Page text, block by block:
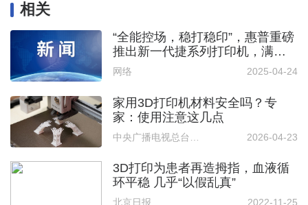
相关
“全能控场，稳打稳印”，惠普重磅
推出新一代捷系列打印机，满足
企业多元需求
网络 2025-04-24
家用3D打印机材料安全吗？专
家：使用注意这几点
2026-04-23
3D打印为患者再造拇指，血液循
环平稳 几乎“以假乱真”
北京日报 2022-11-25